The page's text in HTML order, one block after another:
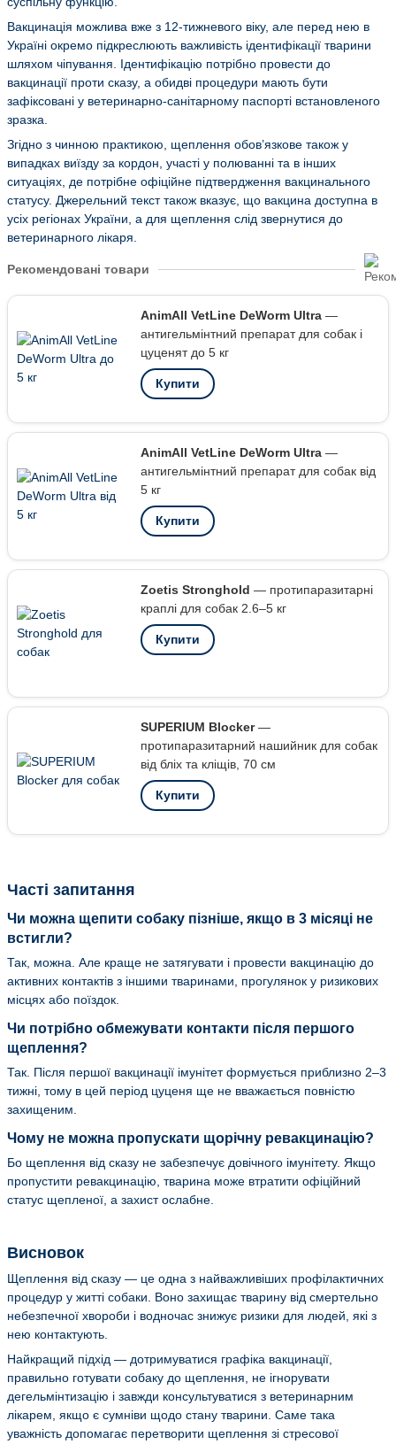
Вакцинація можлива вже з 12-тижневого віку, але перед нею в
Україні окремо підкреслюють важливість ідентифікації тварини
шляхом чіпування. Ідентифікацію потрібно провести до
вакцинації проти сказу, а обидві процедури мають бути
зафіксовані у ветеринарно-санітарному паспорті встановленого
зразка.
Згідно з чинною практикою, щеплення обов’язкове також у
випадках виїзду за кордон, участі у полюванні та в інших
ситуаціях, де потрібне офіційне підтвердження вакцинального
статусу. Джерельний текст також вказує, що вакцина доступна в
усіх регіонах України, а для щеплення слід звернутися до
ветеринарного лікаря.
Рекомендовані товари
AnimAll VetLine DeWorm Ultra—
антигельмінтний препарат для собак і
цуценят до 5 кг
Купити
AnimAll VetLine DeWorm Ultra—
антигельмінтний препарат для собак від
5 кг
Купити
Zoetis Stronghold — протипаразитарні
краплі для собак 2.6–5 кг
Купити
SUPERIUM Blocker—
протипаразитарний нашийник для собак
від бліх та кліщів, 70 см
Купити
Часті запитання
Чи можна щепити собаку пізніше, якщо в 3 місяці не
встигли?
Так, можна. Але краще не затягувати і провести вакцинацію до
активних контактів з іншими тваринами, прогулянок у ризикових
місцях або поїздок.
Чи потрібно обмежувати контакти після першого
щеплення?
Так. Після першої вакцинації імунітет формується приблизно 2–3
тижні, тому в цей період цуценя ще не вважається повністю
захищеним.
Чому не можна пропускати щорічну ревакцинацію?
Бо щеплення від сказу не забезпечує довічного імунітету. Якщо
пропустити ревакцинацію, тварина може втратити офіційний
статус щепленої, а захист ослабне.
Висновок
Щеплення від сказу — це одна з найважливіших профілактичних
процедур у житті собаки. Воно захищає тварину від смертельно
небезпечної хвороби і водночас знижує ризики для людей, які з
нею контактують.
Найкращий підхід — дотримуватися графіка вакцинації,
правильно готувати собаку до щеплення, не ігнорувати
дегельмінтизацію і завжди консультуватися з ветеринарним
лікарем, якщо є сумніви щодо стану тварини. Саме така
уважність допомагає перетворити щеплення зі стресової